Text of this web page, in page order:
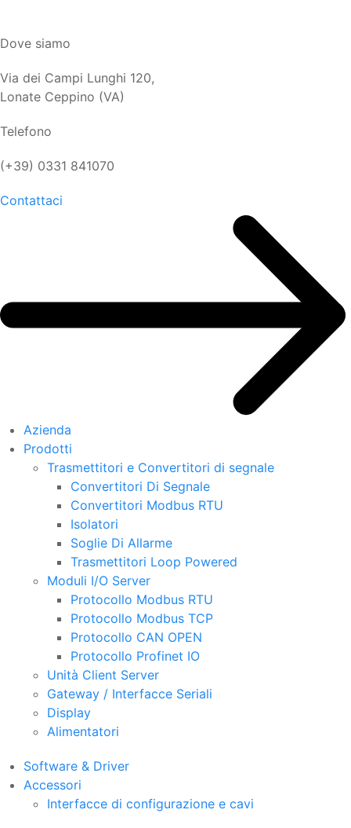
Dove siamo
Via dei Campi Lunghi 120,
Lonate Ceppino (VA)
Telefono
(+39) 0331 841070
Contattaci
Azienda
Prodotti
Trasmettitori e Convertitori di segnale
Convertitori Di Segnale
Convertitori Modbus RTU
Isolatori
Soglie Di Allarme
Trasmettitori Loop Powered
Moduli I/O Server
Protocollo Modbus RTU
Protocollo Modbus TCP
Protocollo CAN OPEN
Protocollo Profinet IO
Unità Client Server
Gateway / Interfacce Seriali
Display
Alimentatori
Software & Driver
Accessori
Interfacce di configurazione e cavi